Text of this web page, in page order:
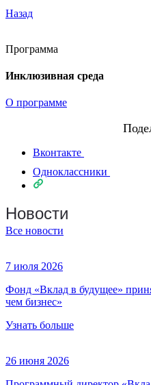
Назад
Программа
Инклюзивная среда
О программе
Вконтакте
Одноклассники
Новости
Все новости
7 июля 2026
Фонд «Вклад в будущее»
чем бизнес»
Узнать больше
26 июня 2026